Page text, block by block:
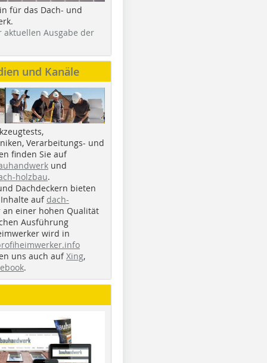
für das Dach- und
aktuellen Ausgabe der
und Kanäle
Verarbeitungs- und
finden Sie auf
und
holzbau.
Dachdeckern bieten
auf dach-
an einer hohen Qualität
Ausführung
wird in
uns auch aufXing,
.